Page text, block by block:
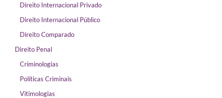
Direito Internacional Privado
Direito Internacional Público
Direito Comparado
Direito Penal
Criminologias
Políticas Criminais
Vitimologias